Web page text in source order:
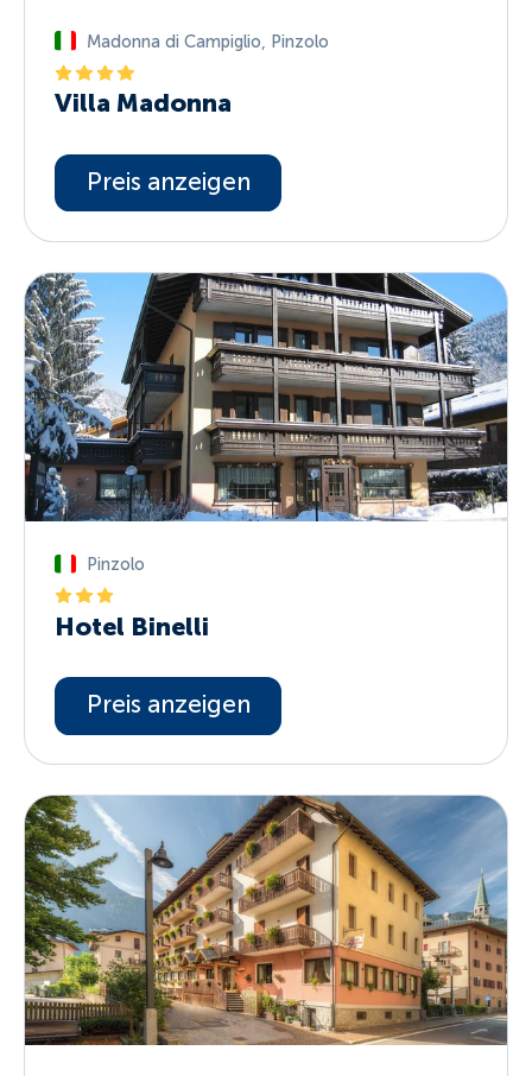
Madonna di Campiglio Pinzolo
Villa Madonna
Preis anzeigen
Pinzolo
Hotel Binelli
Preis anzeigen